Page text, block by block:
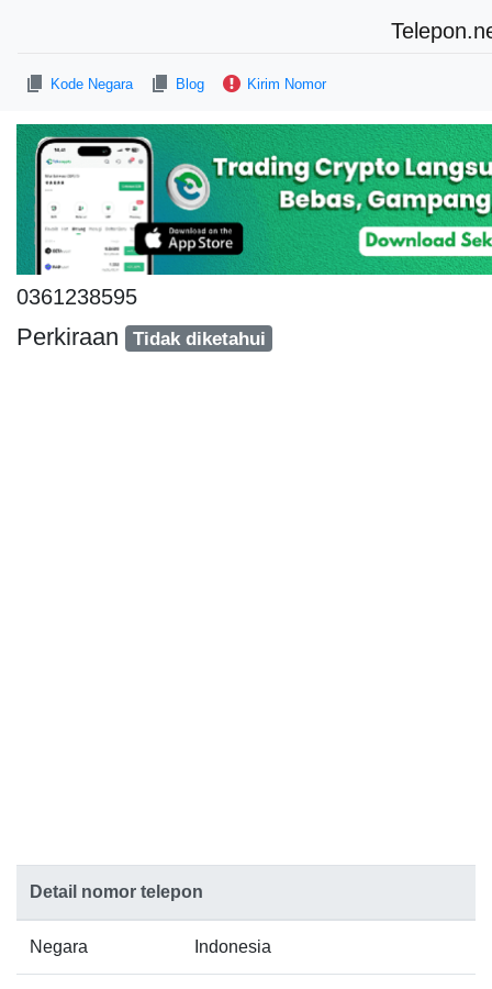
Kode Negara Blog Kirim Nomor
0361238595
Perkiraan Tidak diketahui
Detail nomor telepon
Negara Indonesia